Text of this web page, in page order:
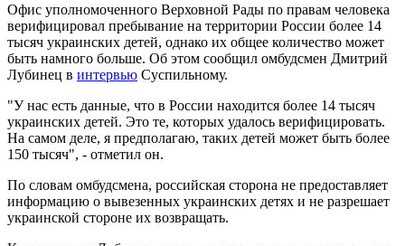
Офис уполномоченного Верховной Рады по правам человека
верифицировал пребывание на территории России более 14
тысяч украинских детей, однако их общее количество может
быть намного больше. Об этом сообщил омбудсмен Дмитрий
Лубинец в интервью Суспильному.
"У нас есть данные, что в России находится более 14 тысяч
украинских детей. Это те, которых удалось верифицировать.
На самом деле, я предполагаю, таких детей может быть более
150 тысяч", - отметил он.
По словам омбудсмена, российская сторона не предоставляет
информацию о вывезенных украинских детях и не разрешает
украинской стороне их возвращать.